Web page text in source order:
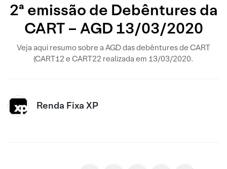
2ª emissão de Debêntures da
CART – AGD 13/03/2020
Veja aqui resumo sobre a AGD das debêntures de CART
(CART12 e CART22 realizada em 13/03/2020.
Renda Fixa XP